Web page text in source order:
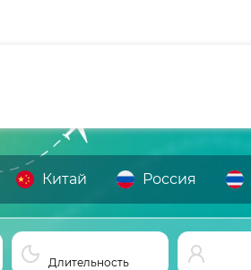
Китай Россия
Длительность